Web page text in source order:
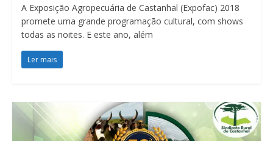
A Exposição Agropecuária de Castanhal (Expofac) 2018
promete uma grande programação cultural, com shows
todas as noites. E este ano, além
Ler mais